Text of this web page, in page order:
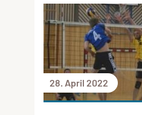
28. April 2022